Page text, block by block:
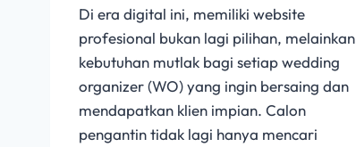
Di era digital ini, memiliki website
profesional bukan lagi pilihan, melainkan
kebutuhan mutlak bagi setiap wedding
organizer (WO) yang ingin bersaing dan
mendapatkan klien impian. Calon
pengantin tidak lagi hanya mencari